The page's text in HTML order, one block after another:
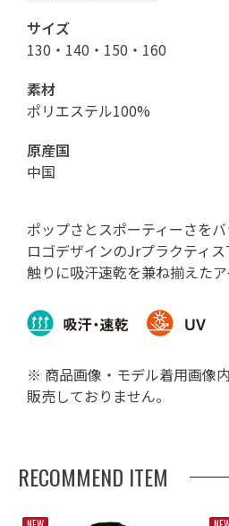
サイズ
130・140・150・160
素材
ポリエステル100%
原産国
中国
ポップさとスポーティーさをバ
ロゴデザインのJrプラクティ
触りに吸汗速乾を兼ね揃えたア
※ 商品画像・モデル着用画像
販売しておりません。
RECOMMEND ITEM